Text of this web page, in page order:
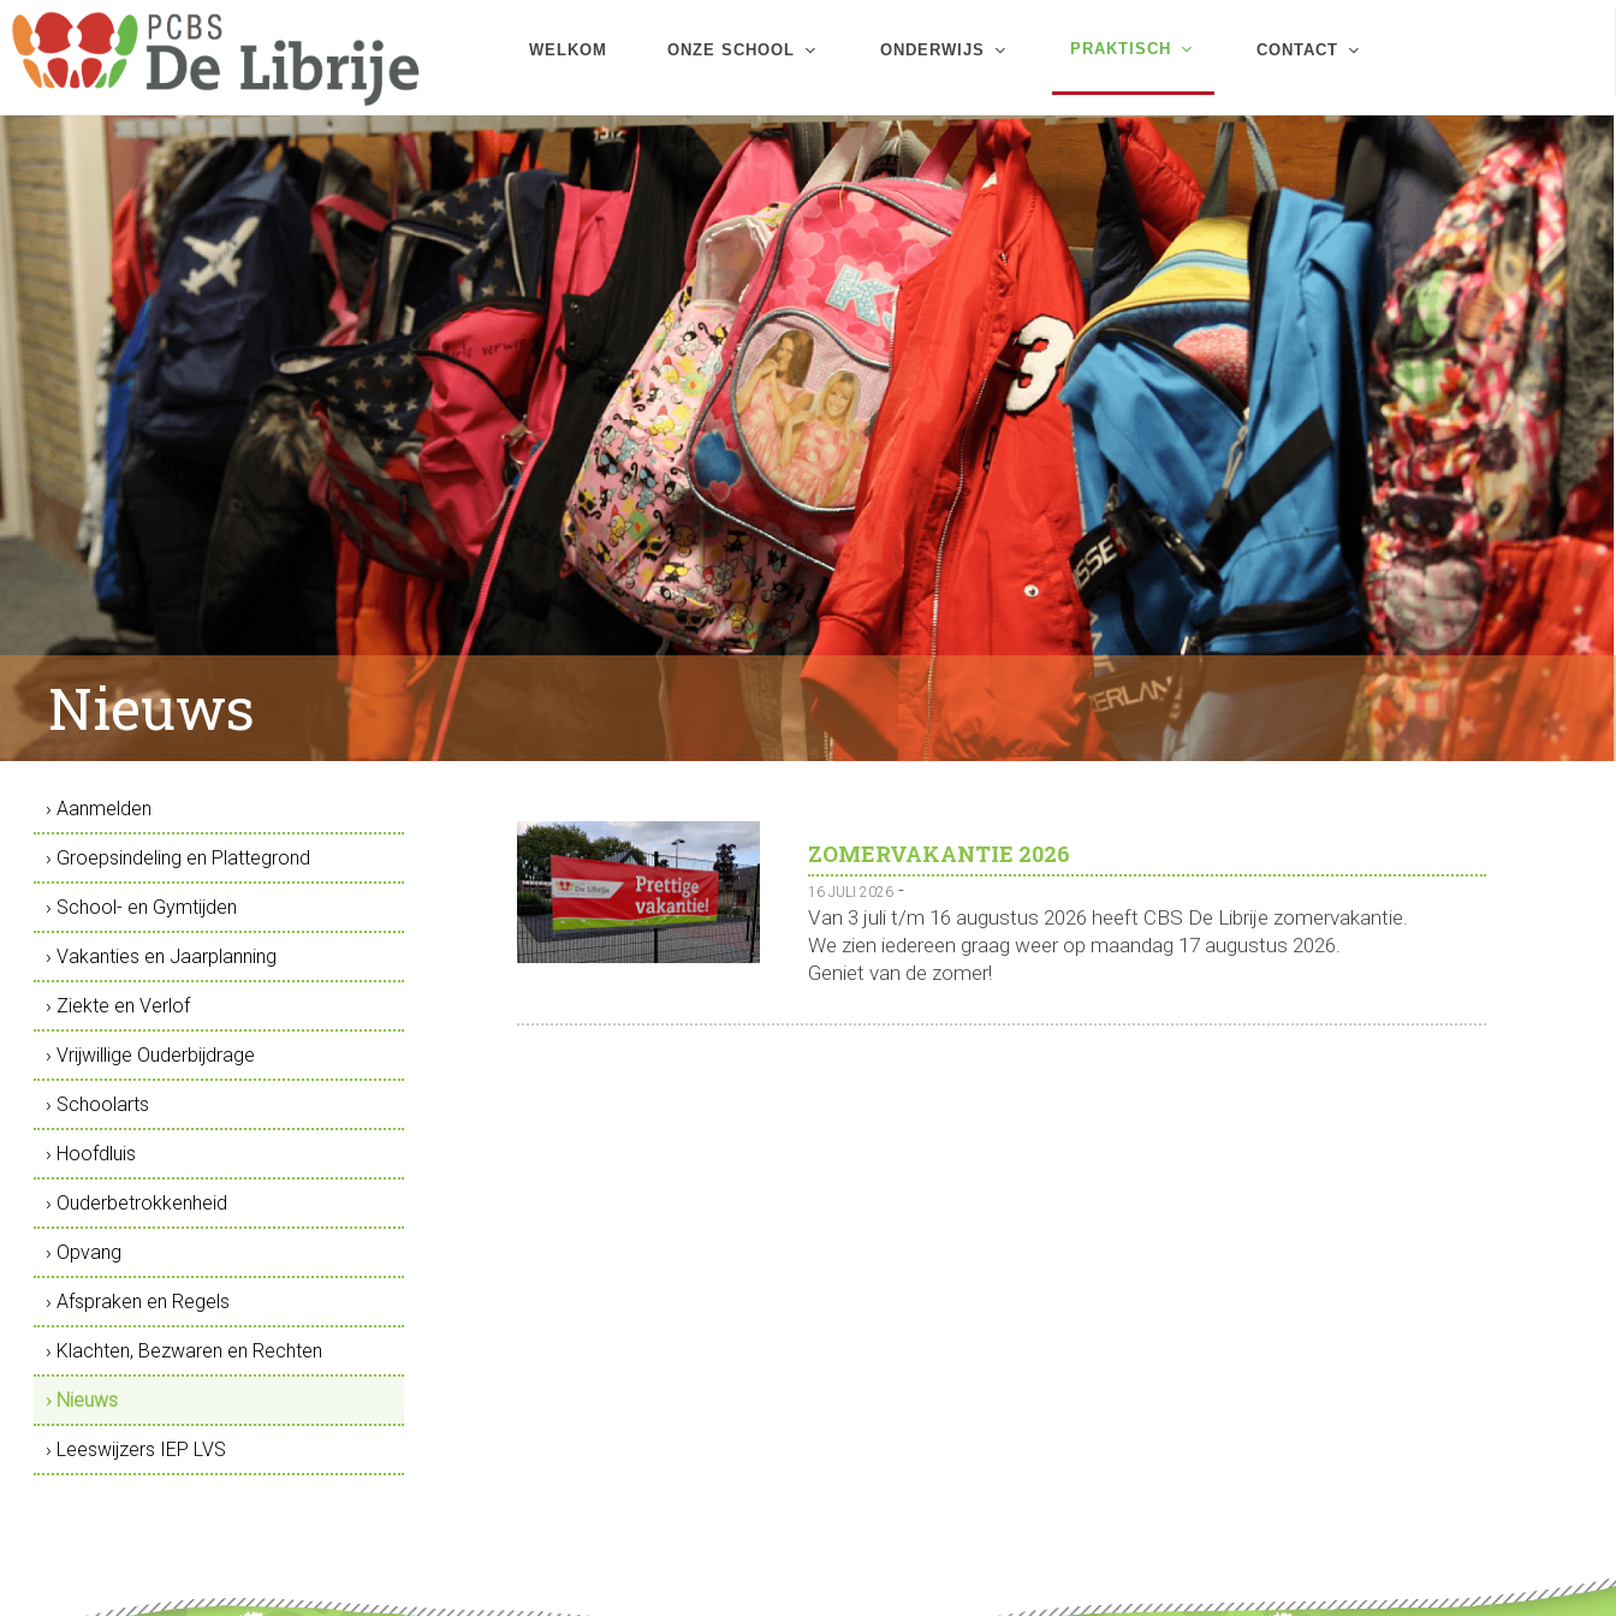
WELKOM ONZE SCHOOL ONDERWIJS PRAKTISCH CONTACT
Nieuws
ZOMERVAKANTIE 2026
16 JULI 2026 -
Van 3 juli t/m 16 augustus 2026 heeft CBS De Librije zomervakantie.
We zien iedereen graag weer op maandag 17 augustus 2026.
Geniet van de zomer!
› Aanmelden
› Groepsindeling en Plattegrond
› School- en Gymtijden
› Vakanties en Jaarplanning
› Ziekte en Verlof
› Vrijwillige Ouderbijdrage
› Schoolarts
› Hoofdluis
› Ouderbetrokkenheid
› Opvang
› Afspraken en Regels
› Klachten, Bezwaren en Rechten
› Nieuws
› Leeswijzers IEP LVS